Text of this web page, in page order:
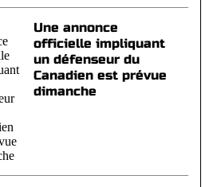
Une annonce
officielle impliquant
un défenseur du
Canadien est prévue
dimanche